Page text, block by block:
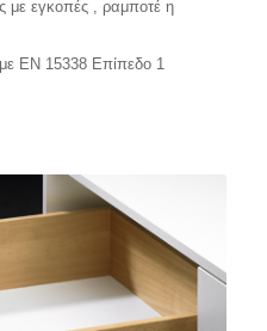
με εγκοπές , ραμποτέ η
EN 15338 Επίπεδο 1